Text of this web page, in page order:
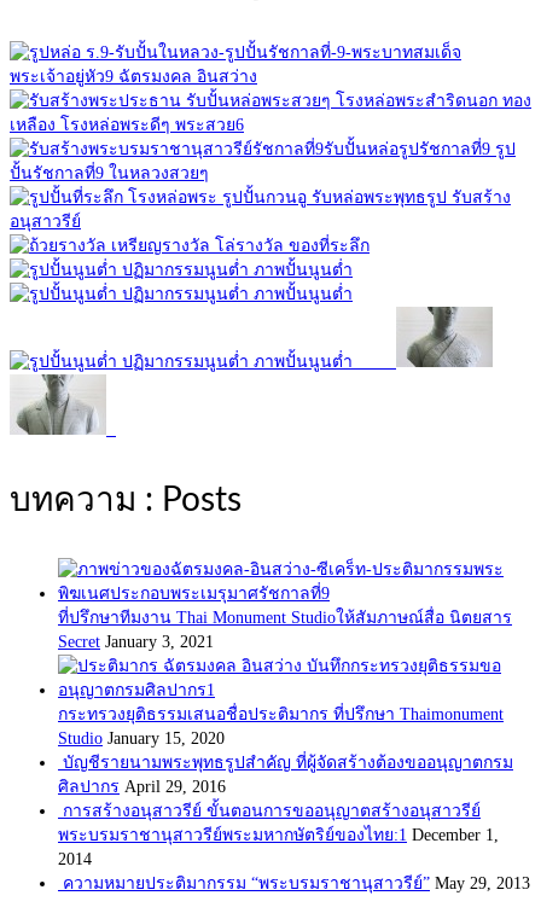
บทความ : Posts
ที่ปรึกษาทีมงาน Thai Monument Studioให้สัมภาษณ์สื่อ นิตยสาร
Secret January 3, 2021
กระทรวงยุติธรรมเสนอชื่อประติมากร ที่ปรึกษา Thaimonument
Studio January 15, 2020
บัญชีรายนามพระพุทธรูปสำคัญ ที่ผู้จัดสร้างต้องขออนุญาตกรม
ศิลปากร April 29, 2016
การสร้างอนุสาวรีย์ ขั้นตอนการขออนุญาตสร้างอนุสาวรีย์
พระบรมราชานุสาวรีย์พระมหากษัตริย์ของไทย:1 December 1,
2014
ความหมายประติมากรรม “พระบรมราชานุสาวรีย์” May 29, 2013